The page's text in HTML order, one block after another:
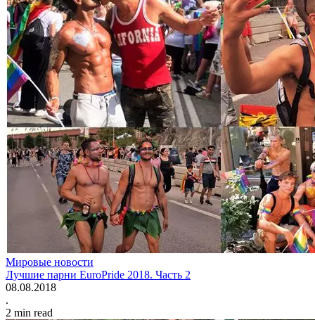
Мировые новости
Лучшие парни EuroPride 2018. Часть 2
08.08.2018
.
2 min read